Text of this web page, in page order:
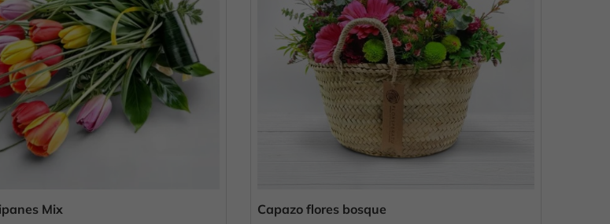
Mix Capazo flores bosque